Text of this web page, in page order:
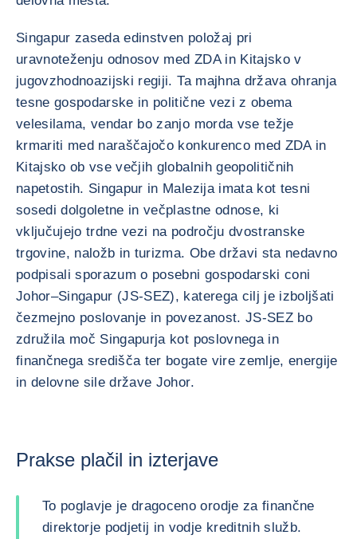
Singapur zaseda edinstven položaj pri
uravnoteženju odnosov med ZDA in Kitajsko v
jugovzhodnoazijski regiji. Ta majhna država ohranja
tesne gospodarske in politične vezi z obema
velesilama, vendar bo zanjo morda vse težje
krmariti med naraščajočo konkurenco med ZDA in
Kitajsko ob vse večjih globalnih geopolitičnih
napetostih. Singapur in Malezija imata kot tesni
sosedi dolgoletne in večplastne odnose, ki
vključujejo trdne vezi na področju dvostranske
trgovine, naložb in turizma. Obe državi sta nedavno
podpisali sporazum o posebni gospodarski coni
Johor–Singapur (JS-SEZ), katerega cilj je izboljšati
čezmejno poslovanje in povezanost. JS-SEZ bo
združila moč Singapurja kot poslovnega in
finančnega središča ter bogate vire zemlje, energije
in delovne sile države Johor.
Prakse plačil in izterjave
To poglavje je dragoceno orodje za finančne
direktorje podjetij in vodje kreditnih služb.